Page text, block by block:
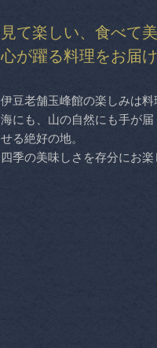
見て楽しい、食べて美
心が躍る料理をお届け
伊豆老舗玉峰館の楽しみは料
海にも、山の自然にも手が
せる絶好の地。
四季の美味しさを存分にお楽